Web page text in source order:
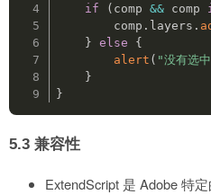
if
( comp && comp
        comp
. layers .
} else
{
alert ( "没有选
}
}
5.3 兼容性
ExtendScript 是 Adobe 特